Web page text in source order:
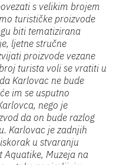
s velikim brojem
turističke proizvode
biti tematizirana
ljetne stručne
proizvode vezane
turista voli se vratiti u
Karlovac ne bude
im se usputno
nego je
da on bude razlog
Karlovac je zadnjih
u stvaranju
Muzeja na